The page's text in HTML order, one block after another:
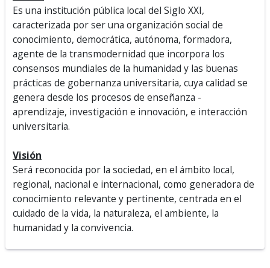
Es una institución pública local del Siglo XXI,
caracterizada por ser una organización social de
conocimiento, democrática, autónoma, formadora,
agente de la transmodernidad que incorpora los
consensos mundiales de la humanidad y las buenas
prácticas de gobernanza universitaria, cuya calidad se
genera desde los procesos de enseñanza -
aprendizaje, investigación e innovación, e interacción
universitaria.
Visión
Será reconocida por la sociedad, en el ámbito local,
regional, nacional e internacional, como generadora de
conocimiento relevante y pertinente, centrada en el
cuidado de la vida, la naturaleza, el ambiente, la
humanidad y la convivencia.